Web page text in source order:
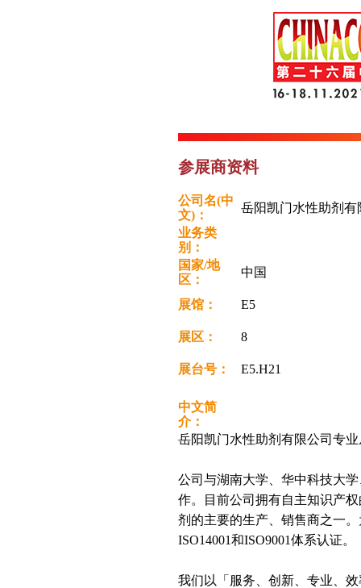
参展商资料
公司名(中
文)：
岳阳凯门水性助剂
业务类
别：
国家/地
区：
中国
展馆： E5
展区： 8
展台号： E5.H21
中文简
介：
岳阳凯门水性助剂有限公司专
公司与湖南大学、华中科技大
作。目前公司拥有自主知识产
剂的主要的生产、销售商之一
ISO14001和ISO9001体系认证。
我们以「服务、创新、专业、